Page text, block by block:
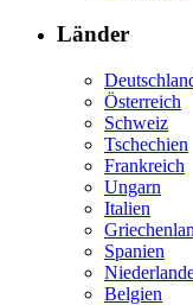
Länder
Österreich
Schweiz
Tschechien
Frankreich
Ungarn
Italien
Spanien
Belgien